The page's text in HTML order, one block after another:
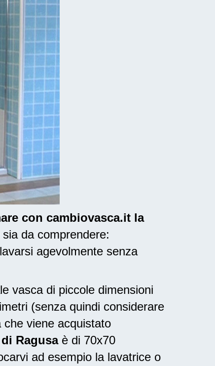
con cambiovasca.it la
da comprendere:
agevolmente senza
vasca di piccole dimensioni
(senza quindi considerare
viene acquistato
Ragusaè di 70x70
ad esempio la lavatrice o